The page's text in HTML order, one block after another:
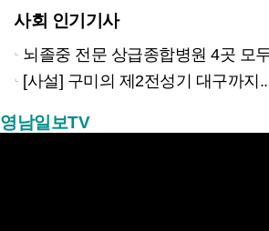
사회 인기기사
뇌졸중 전문 상급종합병원 4곳 모두 대구에… 경
[사설] 구미의 제2전성기 대구까지
영남일보TV